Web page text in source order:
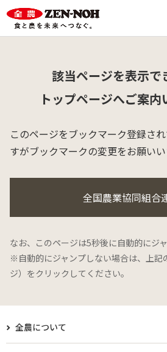
該当ページを表示で
トップページへご案内
このページをブックマーク登録され
すがブックマークの変更をお願いい
全国農業協同組合
なお、このページは5秒後に自動的にジャ
※自動的にジャンプしない場合は、上記
ジ）をクリックしてください。
全農について